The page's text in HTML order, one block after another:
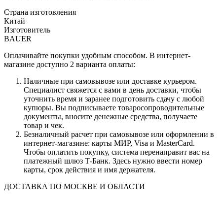
Страна изготовления
Китай
Изготовитель
BAUER
Оплачивайте покупки удобным способом. В интернет-
магазине доступно 2 варианта оплаты:
Наличные при самовывозе или доставке курьером.
Специалист свяжется с вами в день доставки, чтобы
уточнить время и заранее подготовить сдачу с любой
купюры. Вы подписываете товаросопроводительные
документы, вносите денежные средства, получаете
товар и чек.
Безналичный расчет при самовывозе или оформлении в
интернет-магазине: карты МИР, Visa и MasterCard.
Чтобы оплатить покупку, система перенаправит вас на
платежный шлюз Т-Банк. Здесь нужно ввести номер
карты, срок действия и имя держателя.
ДОСТАВКА ПО МОСКВЕ И ОБЛАСТИ